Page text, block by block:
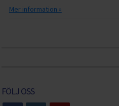
Mer information »
FÖLJ OSS